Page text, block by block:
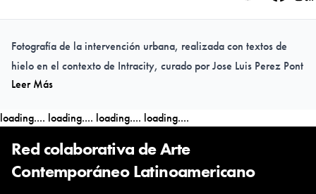
Twitter
Fotografía de la intervención urbana, realizada con textos de
hielo en el contexto de Intracity, curado por Jose Luis Perez Pont
Leer Más
loading.... loading.... loading.... loading....
Red colaborativa de Arte
Contemporáneo Latinoamericano